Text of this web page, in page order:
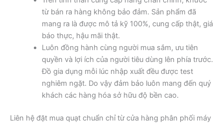
từ bán ra hàng không bảo đảm. Sản phẩm đã
mang ra là được mô tả kỹ 100%, cung cấp thật, giá
báo thực, hậu mãi thật.
Luôn đồng hành cùng người mua sắm, ưu tiên
quyền và lợi ích của người tiêu dùng lên phía trước.
Đồ gia dụng mỗi lúc nhập xuất đều được test
nghiêm ngặt. Do vậy đảm bảo luôn mang đến quý
khách các hàng hóa sở hữu độ bền cao.
Liên hệ đặt mua quạt chuẩn chỉ từ cửa hàng phân phối máy